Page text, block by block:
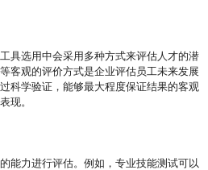
具选用中会采用多种方式来评估人才的潜
客观的评价方式是企业评估员工未来发展
科学验证，能够最大程度保证结果的客观
现。
能力进行评估。例如，专业技能测试可以